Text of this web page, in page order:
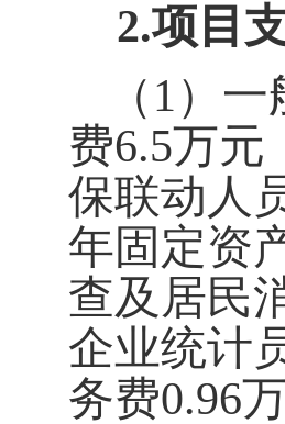
2.项目
（1）
费6.5万元
保联动人
年固定资
查及居民
企业统计
务费0.96